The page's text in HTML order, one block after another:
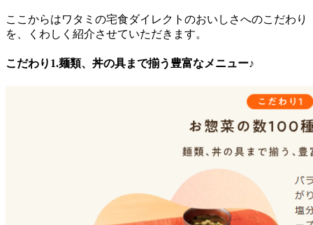
ここからはワタミの宅食ダイレクトのおいしさへのこだわり
を、くわしく紹介させていただきます。
こだわり1.麺類、丼の具まで揃う豊富なメニュー♪